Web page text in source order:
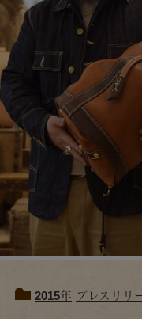
2015年 プレスリリ